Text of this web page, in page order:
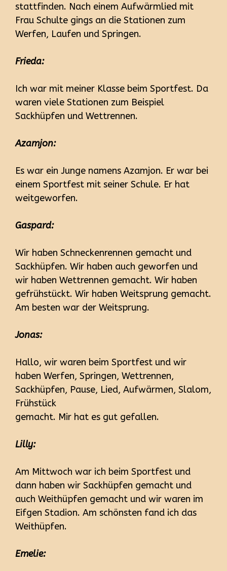
stattfinden. Nach einem Aufwärmlied mit
Frau Schulte gings an die Stationen zum
Werfen, Laufen und Springen.
Frieda:
Ich war mit meiner Klasse beim Sportfest. Da
waren viele Stationen zum Beispiel
Sackhüpfen und Wettrennen.
Azamjon:
Es war ein Junge namens Azamjon. Er war bei
einem Sportfest mit seiner Schule. Er hat
weitgeworfen.
Gaspard:
Wir haben Schneckenrennen gemacht und
Sackhüpfen. Wir haben auch geworfen und
wir haben Wettrennen gemacht. Wir haben
gefrühstückt. Wir haben Weitsprung gemacht.
Am besten war der Weitsprung.
Jonas:
Hallo, wir waren beim Sportfest und wir
haben Werfen, Springen, Wettrennen,
Sackhüpfen, Pause, Lied, Aufwärmen, Slalom,
Frühstück
gemacht. Mir hat es gut gefallen.
Lilly:
Am Mittwoch war ich beim Sportfest und
dann haben wir Sackhüpfen gemacht und
auch Weithüpfen gemacht und wir waren im
Eifgen Stadion. Am schönsten fand ich das
Weithüpfen.
Emelie: